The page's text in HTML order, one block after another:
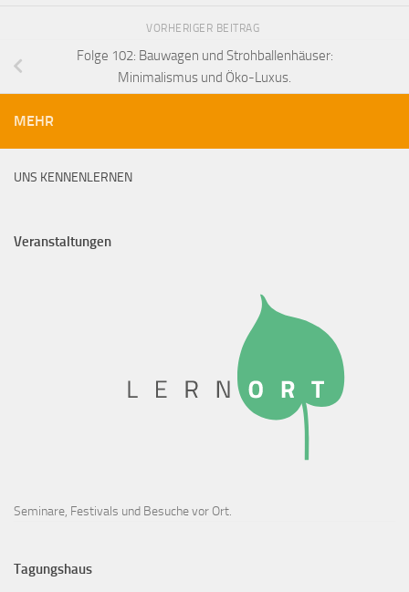
VORHERIGER BEITRAG
Folge 102: Bauwagen und Strohballenhäuser:
Minimalismus und Öko-Luxus.
MEHR
UNS KENNENLERNEN
Veranstaltungen
Seminare, Festivals und Besuche vor Ort.
Tagungshaus